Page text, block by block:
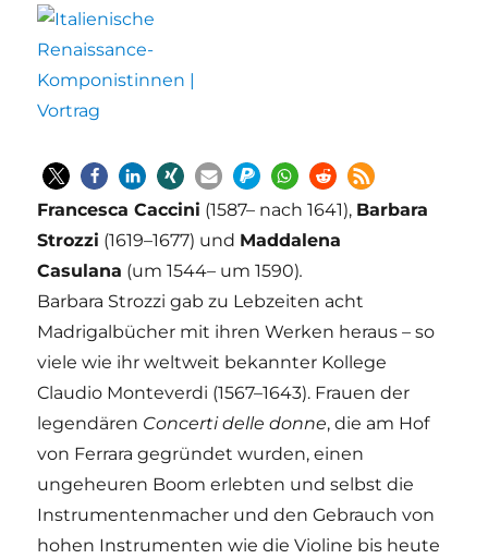
Francesca Caccini (1587– nach 1641), Barbara
Strozzi (1619–1677) und Maddalena
Casulana (um 1544– um 1590).
Barbara Strozzi gab zu Lebzeiten acht
Madrigalbücher mit ihren Werken heraus – so
viele wie ihr weltweit bekannter Kollege
Claudio Monteverdi (1567–1643). Frauen der
legendären Concerti delle donne, die am Hof
von Ferrara gegründet wurden, einen
ungeheuren Boom erlebten und selbst die
Instrumentenmacher und den Gebrauch von
hohen Instrumenten wie die Violine bis heute